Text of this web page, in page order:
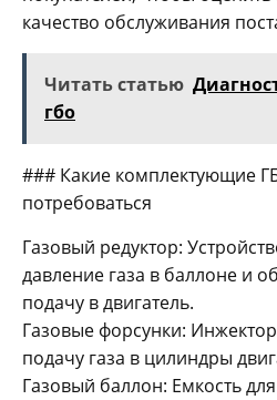
качество обслуживания
Читать статью
гбо
### Какие комплектующие
потребоваться
Газовый редуктор:
давление газа в баллоне и
подачу в двигатель.
Газовые форсунки:
подачу газа в цилиндры
Газовый баллон: Емкость